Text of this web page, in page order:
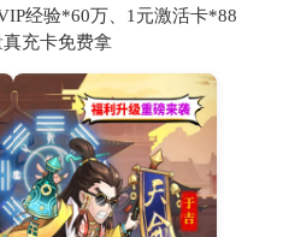
经验*60万、1元激活卡*88
充卡免费拿